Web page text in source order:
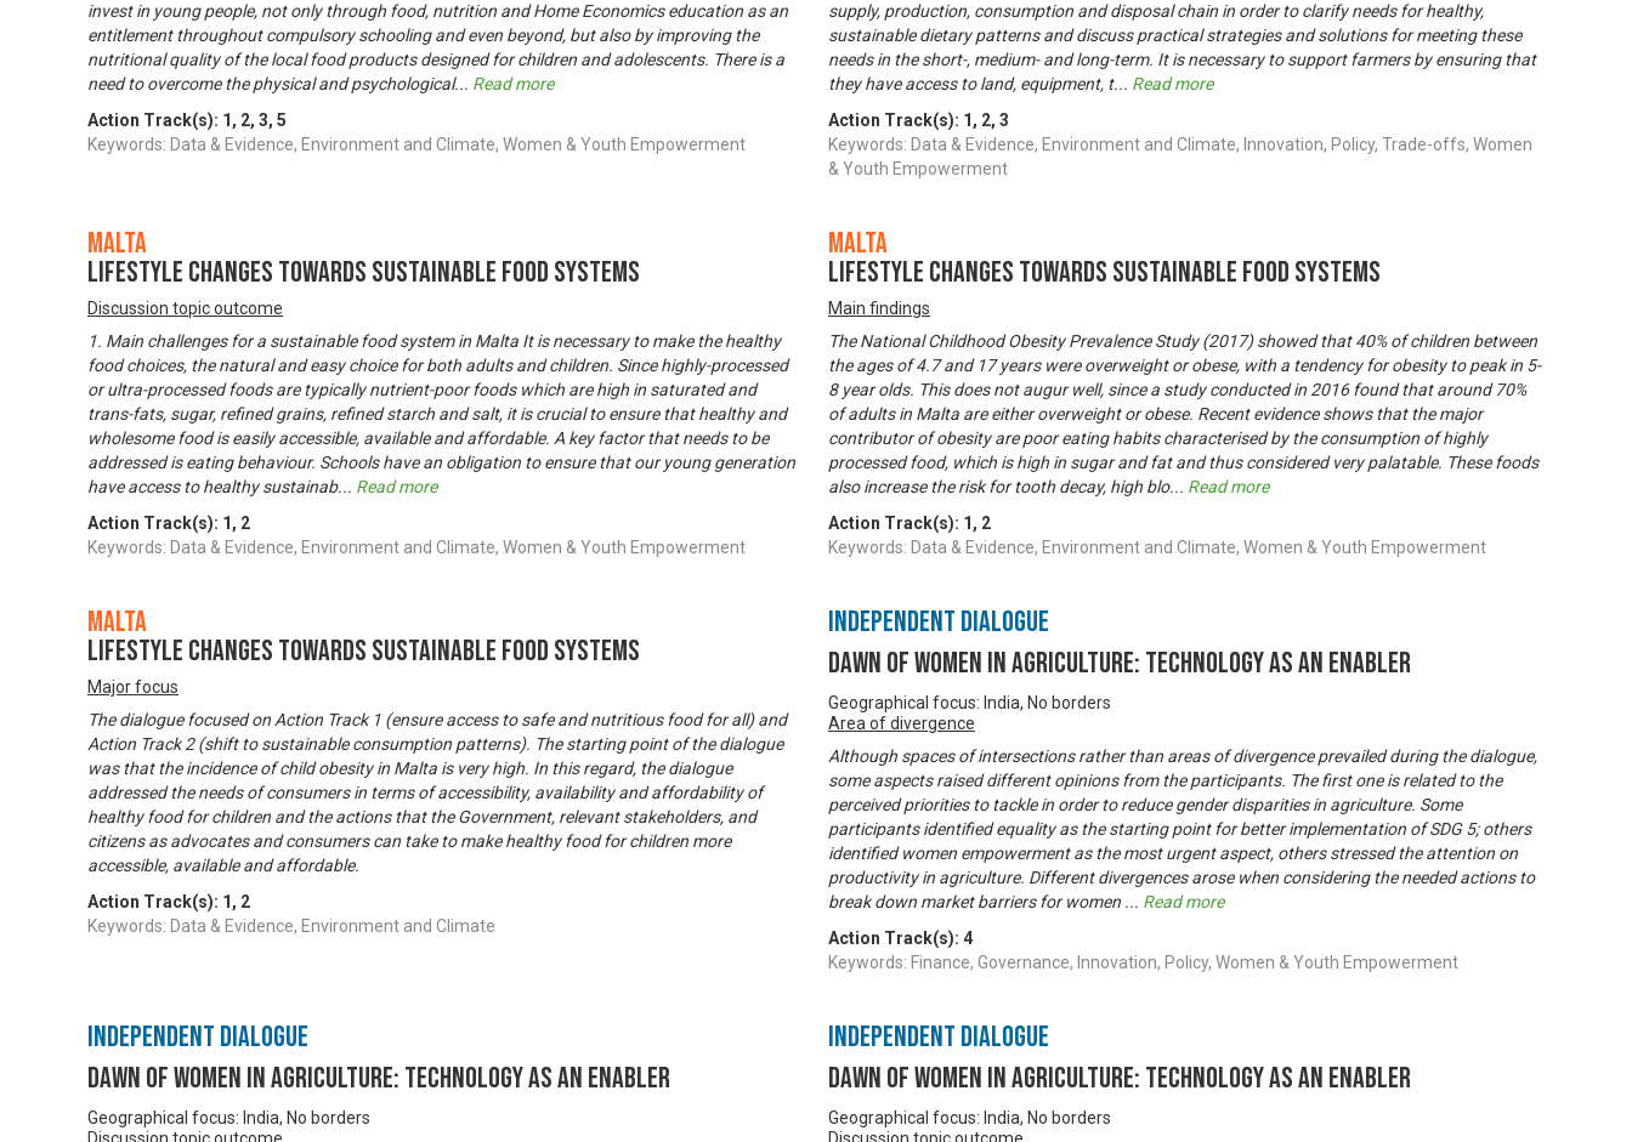
invest in young people, not only through food, nutrition and Home Economics education as an
entitlement throughout compulsory schooling and even beyond, but also by improving the
nutritional quality of the local food products designed for children and adolescents. There is a
need to overcome the physical and psychological... Read more
Action Track(s): 1 , 2, 3, 5
Keywords: Data & Evidence, Environment and Climate, Women & Youth Empowerment
supply, production, consumption and disposal chain in order to clarify needs for healthy,
sustainable dietary patterns and discuss practical strategies and solutions for meeting these
needs in the short-, medium- and long-term. It is necessary to support farmers by ensuring that
they have access to land, equipment, t... Read more
Action Track(s): 1 , 2, 3
Keywords: Data & Evidence, Environment and Climate, Innovation, Policy, Trade-offs, Women
& Youth Empowerment
Malta
Lifestyle Changes towards Sustainable Food Systems
Discussion topic outcome
1. Main challenges for a sustainable food system in Malta It is necessary to make the healthy
food choices, the natural and easy choice for both adults and children. Since highly-processed
or ultra-processed foods are typically nutrient-poor foods which are high in saturated and
trans-fats, sugar, refined grains, refined starch and salt, it is crucial to ensure that healthy and
wholesome food is easily accessible, available and affordable. A key factor that needs to be
addressed is eating behaviour. Schools have an obligation to ensure that our young generation
have access to healthy sustainab... Read more
Action Track(s): 1 , 2
Keywords: Data & Evidence, Environment and Climate, Women & Youth Empowerment
Malta
Lifestyle Changes towards Sustainable Food Systems
Main findings
The National Childhood Obesity Prevalence Study (2017) showed that 40% of children between
the ages of 4.7 and 17 years were overweight or obese, with a tendency for obesity to peak in 5-
8 year olds. This does not augur well, since a study conducted in 2016 found that around 70%
of adults in Malta are either overweight or obese. Recent evidence shows that the major
contributor of obesity are poor eating habits characterised by the consumption of highly
processed food, which is high in sugar and fat and thus considered very palatable. These foods
also increase the risk for tooth decay, high blo... Read more
Action Track(s): 1 , 2
Keywords: Data & Evidence, Environment and Climate, Women & Youth Empowerment
Malta
Lifestyle Changes towards Sustainable Food Systems
Major focus
The dialogue focused on Action Track 1 (ensure access to safe and nutritious food for all) and
Action Track 2 (shift to sustainable consumption patterns). The starting point of the dialogue
was that the incidence of child obesity in Malta is very high. In this regard, the dialogue
addressed the needs of consumers in terms of accessibility, availability and affordability of
healthy food for children and the actions that the Government, relevant stakeholders, and
citizens as advocates and consumers can take to make healthy food for children more
accessible, available and affordable.
Action Track(s): 1 , 2
Keywords: Data & Evidence, Environment and Climate
Independent Dialogue
DAWN of women in agriculture: technology as an enabler
Geographical focus: India, No borders
Area of divergence
Although spaces of intersections rather than areas of divergence prevailed during the dialogue,
some aspects raised different opinions from the participants. The first one is related to the
perceived priorities to tackle in order to reduce gender disparities in agriculture. Some
participants identified equality as the starting point for better implementation of SDG 5; others
identified women empowerment as the most urgent aspect, others stressed the attention on
productivity in agriculture. Different divergences arose when considering the needed actions to
break down market barriers for women ... Read more
Action Track(s): 4
Keywords: Finance, Governance, Innovation, Policy, Women & Youth Empowerment
Independent Dialogue
DAWN of women in agriculture: technology as an enabler
Geographical focus: India, No borders
Independent Dialogue
DAWN of women in agriculture: technology as an enabler
Geographical focus: India, No borders